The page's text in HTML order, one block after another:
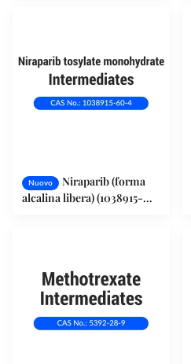
Nuovo
Niraparib (forma
alcalina libera) (1038915-